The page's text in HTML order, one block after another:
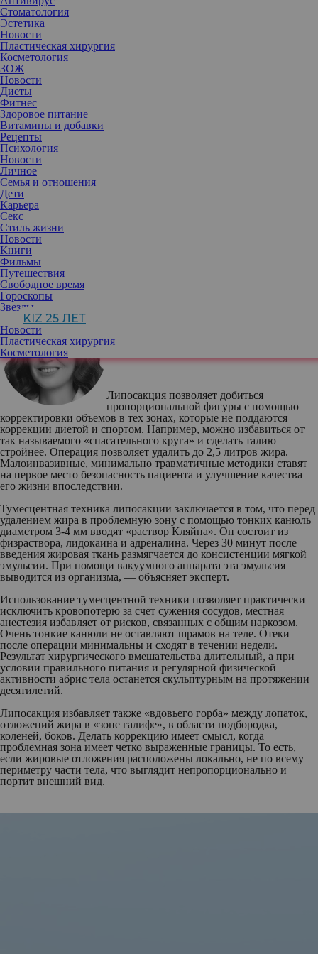
Стоматология
Эстетика
Новости
Пластическая хирургия
Косметология
ЗОЖ
Новости
Диеты
Фитнес
Здоровое питание
Витамины и добавки
Рецепты
Психология
Новости
Личное
Семья и отношения
Дети
Карьера
Секс
Стиль жизни
Новости
Книги
Фильмы
Путешествия
Свободное время
Гороскопы
Звезды
KIZ 25 ЛЕТ
Новости
Пластическая хирургия
Косметология
Бывает так, что человек часами тренируется в спортивном зале,
правильно питается, но зоны так называемых жировых ловушек
на бедрах или животе все никак не подтягиваются и не тают в
объемах. Можно сдаться и махнуть рукой, а можно попробовать
решить вопрос кардинально, обратившись за помощью к
пластическому хирургу.
Юлия Семенова
«Гута Клиник»
Липосакция позволяет добиться
пропорциональной фигуры с помощью
корректировки объемов в тех зонах, которые не поддаются
коррекции диетой и спортом. Например, можно избавиться от
так называемого «спасательного круга» и сделать талию
стройнее. Операция позволяет удалить до 2,5 литров жира.
Малоинвазивные, минимально травматичные методики ставят
на первое место безопасность пациента и улучшение качества
его жизни впоследствии.
Тумесцентная техника липосакции заключается в том, что перед
удалением жира в проблемную зону с помощью тонких канюль
диаметром 3-4 мм вводят «раствор Кляйна». Он состоит из
физраствора, лидокаина и адреналина. Через 30 минут после
введения жировая ткань размягчается до консистенции мягкой
эмульсии. При помощи вакуумного аппарата эта эмульсия
выводится из организма, — объясняет эксперт.
Использование тумесцентной техники позволяет практически
исключить кровопотерю за счет сужения сосудов, местная
анестезия избавляет от рисков, связанных с общим наркозом.
Очень тонкие канюли не оставляют шрамов на теле. Отеки
после операции минимальны и сходят в течении недели.
Результат хирургического вмешательства длительный, а при
условии правильного питания и регулярной физической
активности абрис тела останется скульптурным на протяжении
десятилетий.
Липосакция избавляет также «вдовьего горба» между лопаток,
отложений жира в «зоне галифе», в области подбородка,
коленей, боков. Делать коррекцию имеет смысл, когда
проблемная зона имеет четко выраженные границы. То есть,
если жировые отложения расположены локально, не по всему
периметру части тела, что выглядит непропорционально и
портит внешний вид.